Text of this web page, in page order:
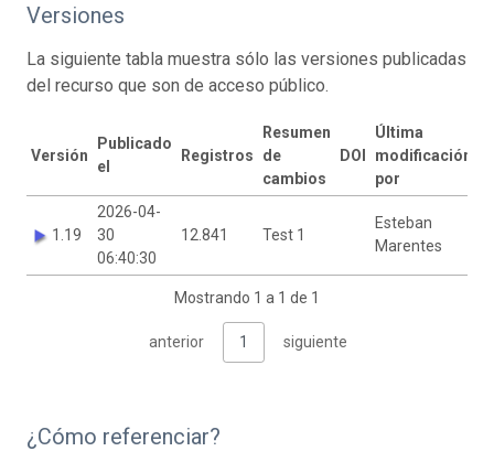
Versiones
La siguiente tabla muestra sólo las versiones publicadas
del recurso que son de acceso público.
Versión
Publicado
el
Registros
Resumen
de
cambios
DOI
Última
modificación
por
1.19
2026-04-
30
06:40:30
12.841 Test 1
Esteban
Marentes
Mostrando 1 a 1 de 1
anterior 1 siguiente
¿Cómo referenciar?